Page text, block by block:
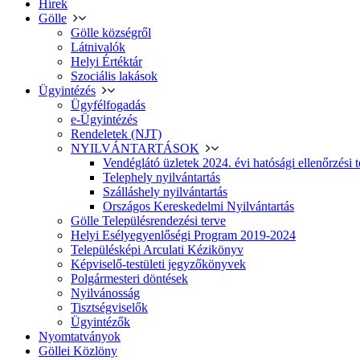
Hírek
Gölle
Gölle községről
Látnivalók
Helyi Értéktár
Szociális lakások
Ügyintézés
Ügyfélfogadás
e-Ügyintézés
Rendeletek (NJT)
NYILVÁNTARTÁSOK
Vendéglátó üzletek 2024. évi hatósági ellenőrzési
Telephely nyilvántartás
Szálláshely nyilvántartás
Országos Kereskedelmi Nyilvántartás
Gölle Településrendezési terve
Helyi Esélyegyenlőségi Program 2019-2024
Településképi Arculati Kézikönyv
Képviselő-testületi jegyzőkönyvek
Polgármesteri döntések
Nyilvánosság
Tisztségviselők
Ügyintézők
Nyomtatványok
Göllei Közlöny